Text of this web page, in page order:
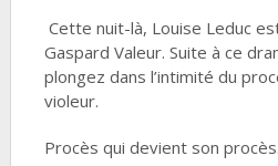
Cette nuit-là, Louise Leduc
Gaspard Valeur. Suite à ce
plongez dans l’intimité du
violeur.
Procès qui devient son procès.